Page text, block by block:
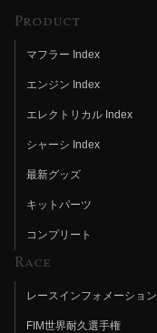
Product
マフラー Index
エンジン Index
エレクトリカル Index
シャーシ Index
最新グッズ
キットパーツ
コンプリート
Race
レースインフォメーション
FIM世界耐久選手権